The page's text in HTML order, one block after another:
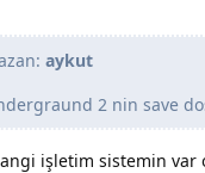
aykut
2 nin save
işletim sistemin var